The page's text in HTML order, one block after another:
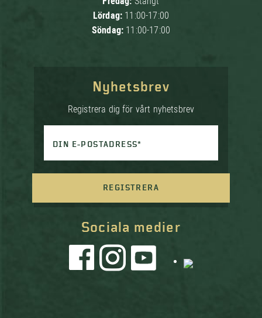
Lördag: 11:00-17:00
Söndag: 11:00-17:00
Sociala medier
Nyhetsbrev
Registrera dig för vårt nyhetsbrev
DIN E-POSTADRESS*
REGISTRERA